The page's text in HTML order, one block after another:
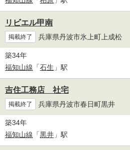
リビエル甲南
掲載終了 兵庫県丹波市氷上町上成松
築34年
福知山線 「石生 」駅
吉住工務店 社宅
掲載終了 兵庫県丹波市春日町黒井
築34年
福知山線 「黒井 」駅